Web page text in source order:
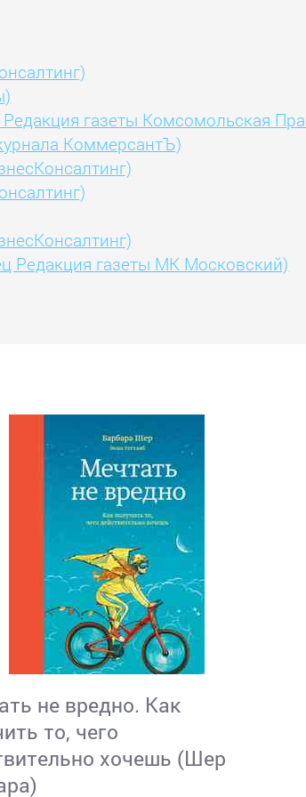
газеты Комсомольская
КоммерсантЪ)
Редакция газеты МК Московский)
не вредно. Как
то, чего
хочешь (Шер